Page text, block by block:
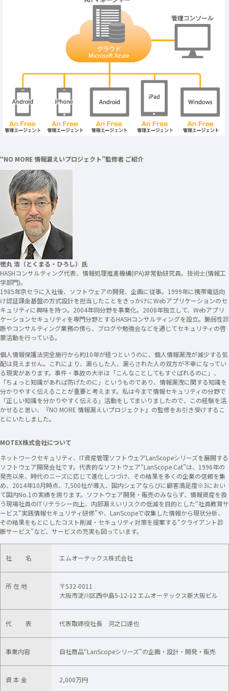
“NO MORE 情報漏えいプロジェクト”監修者 ご紹介
徳丸 浩（とくまる・ひろし）氏
HASHコンサルティング代表、情報処理推進機構(IPA)非常勤研究員。技術士(情報工
学部門)。
1985年京セラに入社後、ソフトウェアの開発、企画に従事。1999年に携帯電話向
け認証課金基盤の方式設計を担当したことをきっかけにWebアプリケーションのセ
キュリティに興味を持つ。2004年同分野を事業化。2008年独立して、Webアプリ
ケーションセキュリティを専門分野とするHASHコンサルティングを設立。脆弱性診
断やコンサルティング業務の傍ら、ブログや勉強会などを通じてセキュリティの啓
蒙活動を行っている。
個人情報保護法完全施行から約10年が経つというのに、個人情報漏洩が減少する気
配は見えません。これにより、漏らした人、漏らされた人の双方が不幸になってい
る現実があります。事件・事故の大半は「こんなことしてもすぐばれるのに」、
「ちょっと知識があれば防げたのに」というものであり、情報漏洩に関する知識を
分かりやすく伝えることが重要と考えます。私は今まで情報セキュリティの分野で
「正しい知識を分かりやすく伝える」活動をしてまいりましたので、この経験を活
かせると思い、『NO MORE 情報漏えいプロジェクト』の監修をお引き受けするこ
とにいたしました。
MOTEX株式会社について
ネットワークセキュリティ、IT資産管理ソフトウェアLanScopeシリーズを展開する
ソフトウェア開発会社です。代表的なソフトウェア“LanScope Cat”は、1996年の
発売以来、時代のニーズに応じて進化しつづけ、その結果を多くの企業の信頼を集
め、2014年10月時点、7,500社が導入、国内シェアならびに顧客満足度※3におい
て国内No.1の実績を誇ります。ソフトウェア開発・販売のみならず、情報資産を扱
う現場社員のITリテラシー向上、内部漏えいリスクの低減を目的とした“社員教育サ
ービス“実践情報セキュリティ研修”や、LanScopeで収集した情報から現状分析、
その結果をもとにしたコスト削減・セキュリティ対策を提案する“クライアント診
断サービス”など、サービスの充実も図っています。
社 名 エムオーテックス株式会社
所 在 地
〒532-0011
大阪市淀川区西中島5-12-12 エムオーテックス新大阪ビル
代 表 代表取締役社長 河之口達也
事業内容 自社商品“LanScopeシリーズ”の企画・設計・開発・販売
資 本 金 2,000万円